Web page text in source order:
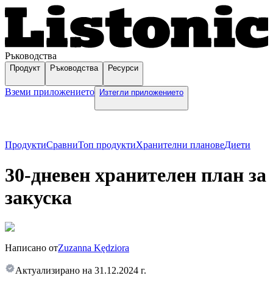
Ръководства
Продукт Ръководства Ресурси
Вземи приложението Изтегли приложението
ПродуктиСравниТоп продуктиХранителни плановеДиети
30-дневен хранителен план за
закуска
Написано отZuzanna Kędziora
Актуализирано на 31.12.2024 г.